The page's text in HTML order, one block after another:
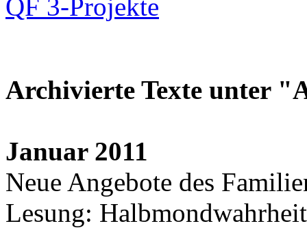
QF 3-Projekte
Archivierte Texte unter
Januar 2011
Neue Angebote des
Lesung: